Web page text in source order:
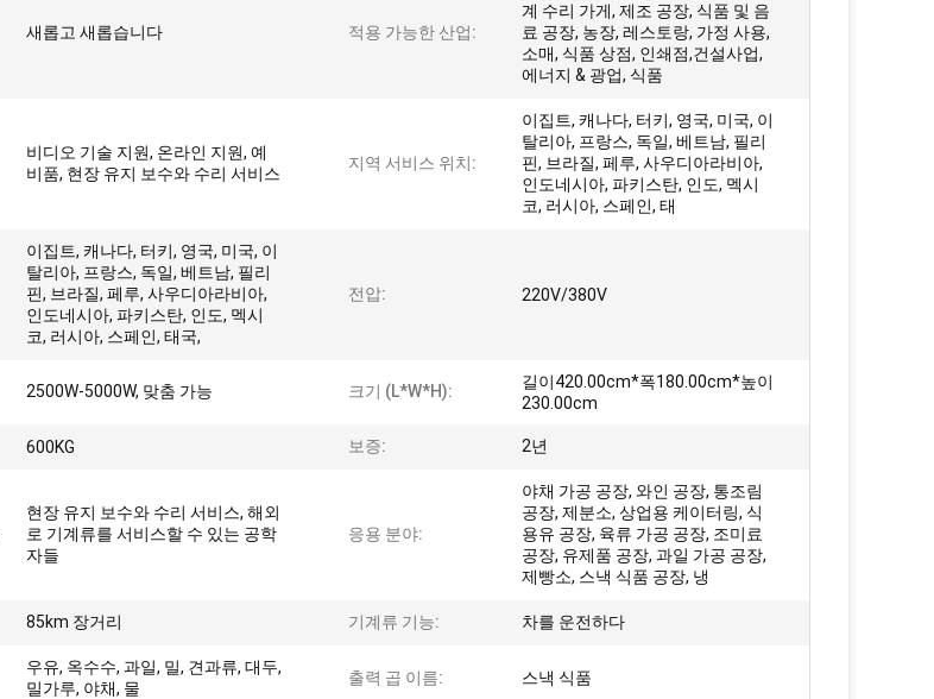
새롭고 새롭습니다 적용 가능한 산업:
계 수리 가게, 제조 공장, 식품 및 음
료 공장, 농장, 레스토랑, 가정 사용,
소매, 식품 상점, 인쇄점,건설사업,
에너지 & 광업, 식품
비디오 기술 지원, 온라인 지원, 예
비품, 현장 유지 보수와 수리 서비스
지역 서비스 위치:
이집트, 캐나다, 터키, 영국, 미국, 이
탈리아, 프랑스, ​​독일, 베트남, 필리
핀, 브라질, 페루, 사우디아라비아,
인도네시아, 파키스탄, 인도, 멕시
코, 러시아, 스페인, 태
이집트, 캐나다, 터키, 영국, 미국, 이
탈리아, 프랑스, 독일, 베트남, 필리
핀, 브라질, 페루, 사우디아라비아,
인도네시아, 파키스탄, 인도, 멕시
코, 러시아, 스페인, 태국,
전압: 220V/380V
2500W-5000W, 맞춤 가능 크기 (L*W*H):
길이420.00cm*폭180.00cm*높이
230.00cm
600KG 보증: 2년
현장 유지 보수와 수리 서비스, 해외
로 기계류를 서비스할 수 있는 공학
자들
응용 분야:
야채 가공 공장, 와인 공장, 통조림
공장, 제분소, 상업용 케이터링, 식
용유 공장, 육류 가공 공장, 조미료
공장, 유제품 공장, 과일 가공 공장,
제빵소, 스낵 식품 공장, 냉
85km 장거리 기계류 기능: 차를 운전하다
우유, 옥수수, 과일, 밀, 견과류, 대두,
밀가루, 야채, 물
출력 곱 이름: 스낵 식품